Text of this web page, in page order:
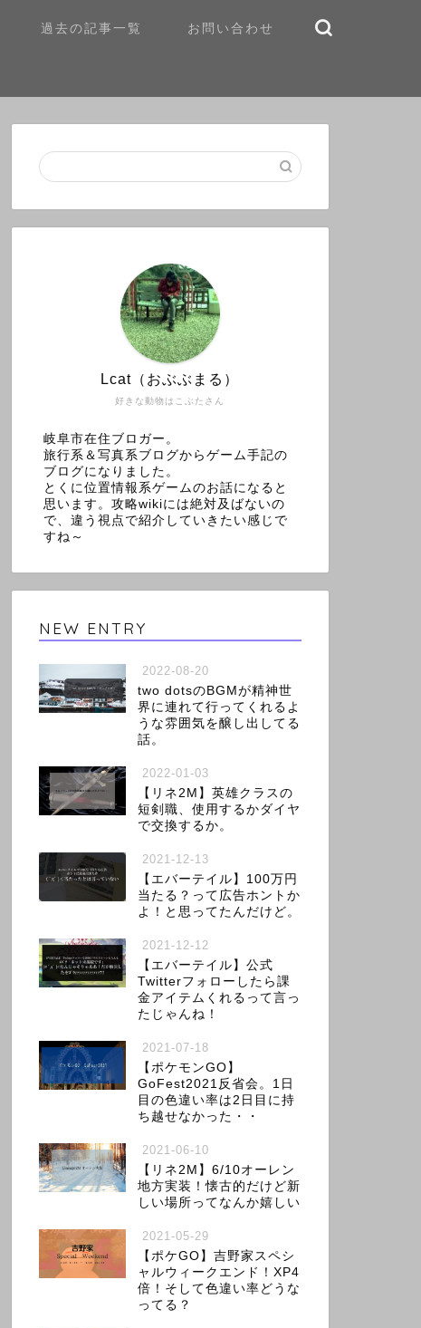
過去の記事一覧 お問い合わせ
好きな動物はこぶたさん
Lcat（おぶぶまる）
岐阜市在住ブロガー。
旅行系＆写真系ブログからゲーム手記の
ブログになりました。
とくに位置情報系ゲームのお話になると
思います。攻略wikiには絶対及ばないの
で、違う視点で紹介していきたい感じで
すね～
NEW ENTRY
2022-08-20
two dotsのBGMが精神世
界に連れて行ってくれるよ
うな雰囲気を醸し出してる
話。
2022-01-03
【リネ2M】英雄クラスの
短剣職、使用するかダイヤ
で交換するか。
2021-12-13
【エバーテイル】100万円
当たる？って広告ホントか
よ！と思ってたんだけど。
2021-12-12
【エバーテイル】公式
Twitterフォローしたら課
金アイテムくれるって言っ
たじゃんね！
2021-07-18
【ポケモンGO】
GoFest2021反省会。1日
目の色違い率は2日目に持
ち越せなかった・・
2021-06-10
【リネ2M】6/10オーレン
地方実装！懐古的だけど新
しい場所ってなんか嬉しい
2021-05-29
【ポケGO】吉野家スペシ
ャルウィークエンド！XP4
倍！そして色違い率どうな
ってる？